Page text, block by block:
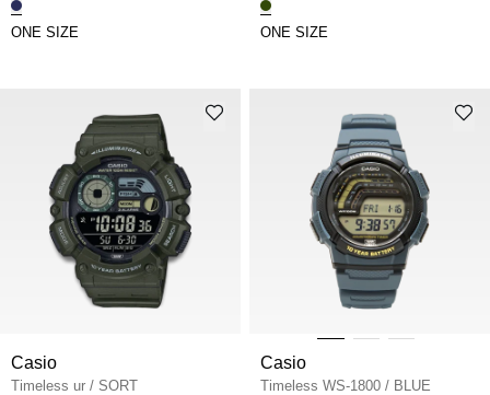
ONE SIZE ONE SIZE
Casio
Timeless ur / SORT
Casio
Timeless WS-1800 / BLUE